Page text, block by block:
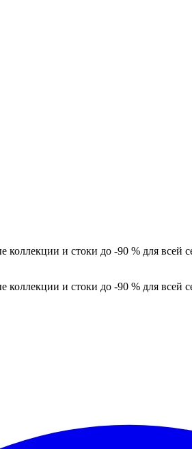
и стоки до -90 % для
и стоки до -90 % для